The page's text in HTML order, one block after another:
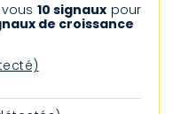
10 signaux pour
de croissance